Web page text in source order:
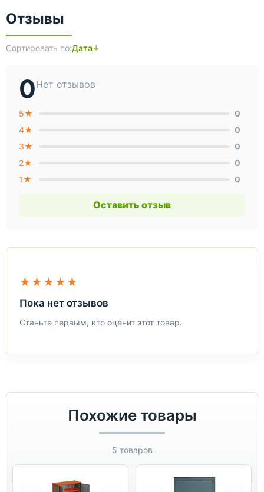
Отзывы
Сортировать по:Дата
0Нет отзывов
5★
0
4★
0
3★
0
2★
0
1★
0
Оставить отзыв
★★★★★
Пока нет отзывов
Станьте первым, кто оценит этот товар.
Похожие товары
5 товаров